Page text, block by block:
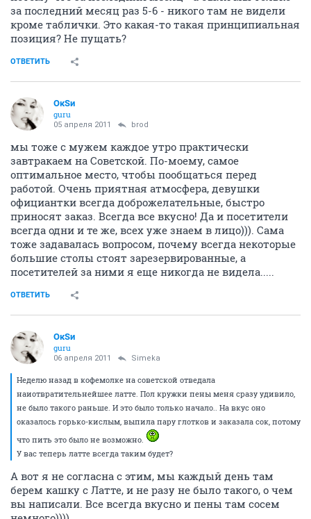
за последний месяц раз 5-6 - никого там не видели
кроме таблички. Это какая-то такая принципиальная
позиция? Не пущать?
ОТВЕТИТЬ
ОкSи
guru
05 апреля 2011 brod
мы тоже с мужем каждое утро практически
завтракаем на Советской. По-моему, самое
оптимальное место, чтобы пообщаться перед
работой. Очень приятная атмосфера, девушки
официантки всегда доброжелательные, быстро
приносят заказ. Всегда все вкусно! Да и посетители
всегда одни и те же, всех уже знаем в лицо))). Сама
тоже задавалась вопросом, почему всегда некоторые
большие столы стоят зарезервированные, а
посетителей за ними я еще никогда не видела.....
ОТВЕТИТЬ
ОкSи
guru
06 апреля 2011 Simeka
Неделю назад в кофемолке на советской отведала
наиотвратительнейшее латте. Пол кружки пены меня сразу удивило,
не было такого раньше. И это было только начало.. На вкус оно
оказалось горько-кислым, выпила пару глотков и заказала сок, потому
что пить это было не возможно.
У вас теперь латте всегда таким будет?
А вот я не согласна с этим, мы каждый день там
берем кашку с Латте, и не разу не было такого, о чем
вы написали. Все всегда вкусно и пены там сосем